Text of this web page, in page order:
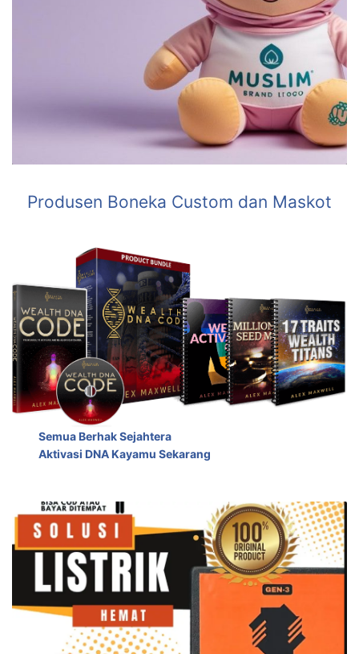
Produsen Boneka Custom dan Maskot
Semua Berhak Sejahtera
Aktivasi DNA Kayamu Sekarang